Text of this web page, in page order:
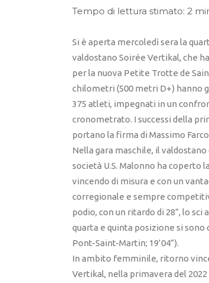
Tempo di lettura stimato: 2
Si è aperta mercoledì sera la
valdostano Soirée Vertikal, che
per la nuova Petite Trotte de
chilometri (500 metri D+) hanno
375 atleti, impegnati in un
cronometrato. I successi della
portano la firma di Massimo
Nella gara maschile, il valdostano
società U.S. Malonno ha coperto
vincendo di misura e con un
corregionale e sempre
podio, con un ritardo di 28”, lo
quarta e quinta posizione si sono
Pont-Saint-Martin; 19’04”).
In ambito femminile, ritorno
Vertikal, nella primavera del